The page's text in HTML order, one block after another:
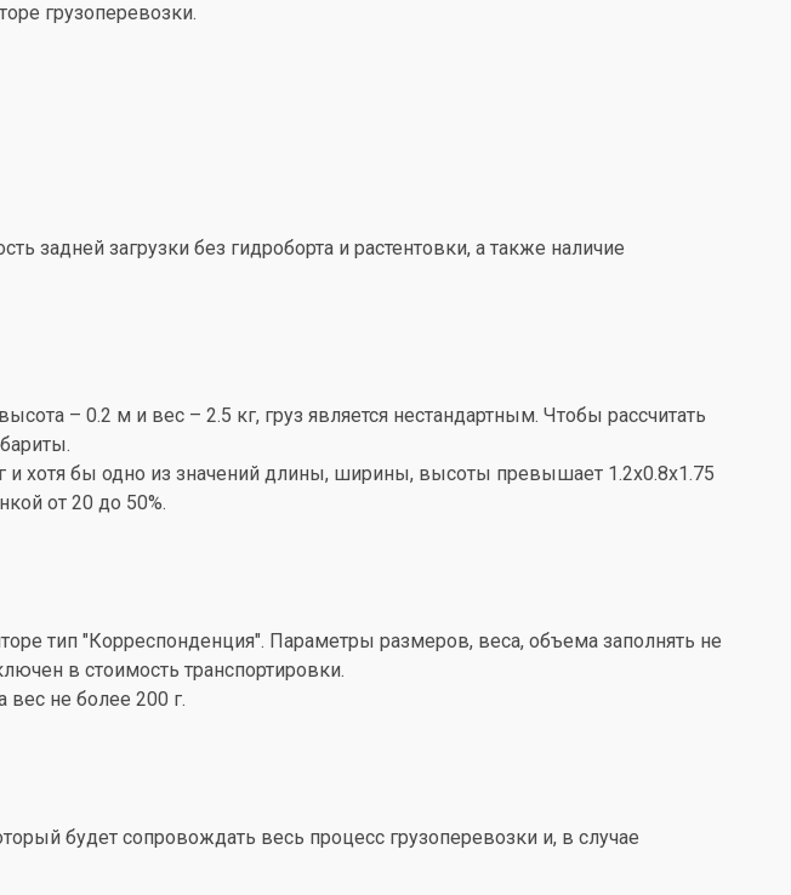
грузоперевозки.
задней загрузки без гидроборта и растентовки, а также наличие
– 0.2 м и вес – 2.5 кг, груз является нестандартным. Чтобы рассчитать
и хотя бы одно из значений длины, ширины, высоты превышает 1.2x0.8x1.75
от 20 до 50%.
тип "Корреспонденция". Параметры размеров, веса, объема заполнять не
в стоимость транспортировки.
не более 200 г.
будет сопровождать весь процесс грузоперевозки и, в случае